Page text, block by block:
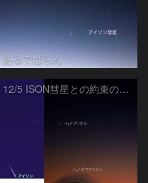
あるでばらん
12/5 ISON彗星との約束の地へ